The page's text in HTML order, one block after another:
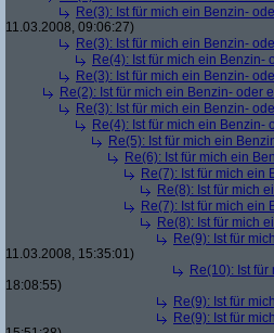
Re(3): Ist für mich ein Benzin-
11.03.2008, 09:06:27)
Re(3): Ist für mich ein Benzin-
Re(4): Ist für mich ein
Re(3): Ist für mich ein Benzin-
Re(2): Ist für mich ein Benzin- oder
Re(3): Ist für mich ein Benzin-
Re(4): Ist für mich ein
Re(5): Ist für mich ein
Re(6): Ist für mich ein
Re(7): Ist für mich ein
Re(8): Ist für mich
Re(7): Ist für mich ein
Re(8): Ist für mich
Re(9): Ist für
11.03.2008, 15:35:01)
Re(10): Ist
18:08:55)
Re(9): Ist für
Re(9): Ist für